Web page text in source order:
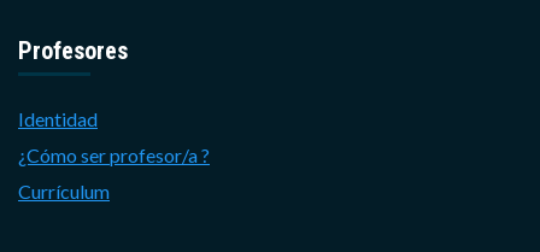
Profesores
Identidad
¿Cómo ser profesor/a ?
Currículum